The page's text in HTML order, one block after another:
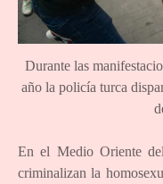
Durante las
año la policía turca
En el Medio Oriente
criminalizan la